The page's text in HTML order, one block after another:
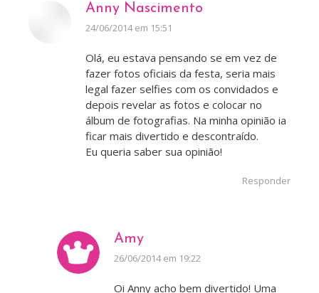
Anny Nascimento
disse:
24/06/2014 em 15:51
Olá, eu estava pensando se em vez de
fazer fotos oficiais da festa, seria mais
legal fazer selfies com os convidados e
depois revelar as fotos e colocar no
álbum de fotografias. Na minha opinião ia
ficar mais divertido e descontraído.
Eu queria saber sua opinião!
Responder
Amy
disse:
26/06/2014 em 19:22
Oi Anny acho bem divertido! Uma